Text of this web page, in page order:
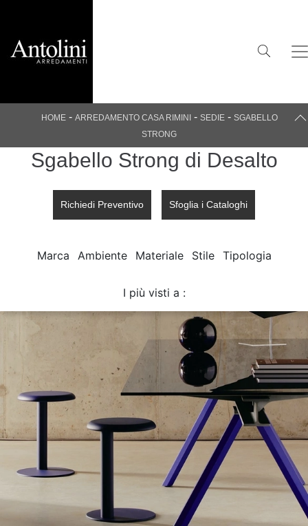
HOME- ARREDAMENTO CASA RIMINI - SEDIE - SGABELLO
STRONG
Sgabello Strong di Desalto
Richiedi Preventivo Sfoglia i Cataloghi
Marca Ambiente Materiale Stile Tipologia
I più visti a :